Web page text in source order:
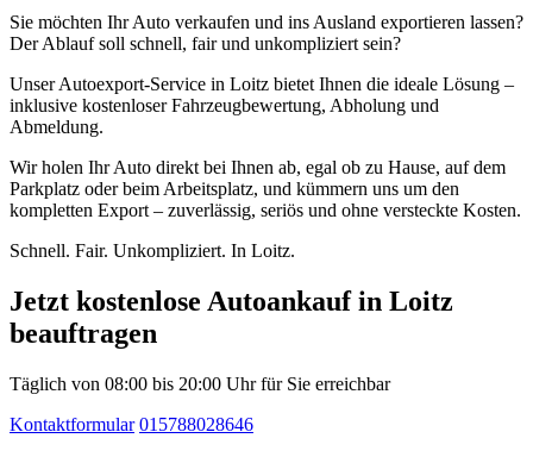
Sie möchten Ihr Auto verkaufen und ins Ausland exportieren lassen?
Der Ablauf soll schnell, fair und unkompliziert sein?
Unser Autoexport-Service in Loitz bietet Ihnen die ideale Lösung –
inklusive kostenloser Fahrzeugbewertung, Abholung und
Abmeldung.
Wir holen Ihr Auto direkt bei Ihnen ab, egal ob zu Hause, auf dem
Parkplatz oder beim Arbeitsplatz, und kümmern uns um den
kompletten Export – zuverlässig, seriös und ohne versteckte Kosten.
Schnell. Fair. Unkompliziert. In Loitz.
Jetzt kostenlose Autoankauf in Loitz
beauftragen
Täglich von 08:00 bis 20:00 Uhr für Sie erreichbar
Kontaktformular 015788028646